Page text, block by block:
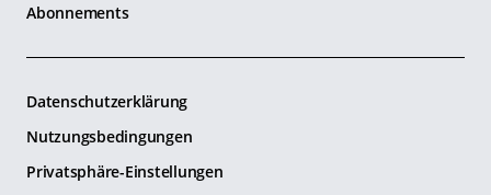
Abonnements
Datenschutzerklärung
Nutzungsbedingungen
Privatsphäre-Einstellungen